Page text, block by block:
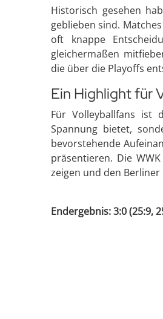
Historisch gesehen
geblieben sind.
oft knappe
gleichermaßen
die über die Playoffs
Ein Highlight für
Für Volleyballfans ist
Spannung bietet,
bevorstehende
präsentieren. Die
zeigen und den
Endergebnis: 3:0 (25:9,